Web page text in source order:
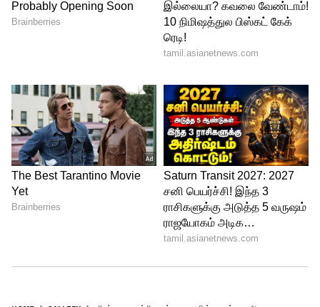
குற்றச்சாட்டு எழுந்தது. எனினும் போதிய
ஆதாரங்கள் இல்லாததால் அவரின் மரணம்
தற்கொலை என்று முடித்து வைக்கப்பட்டது.